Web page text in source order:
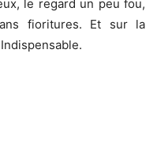
le regard un peu fou,
fioritures. Et sur la